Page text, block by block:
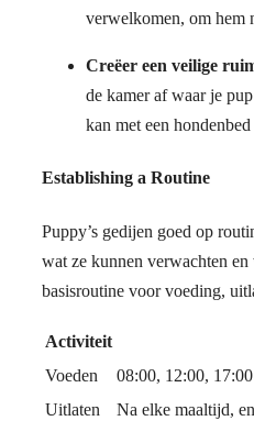
verwelkomen, om hem
Creëer een veilige
de kamer af waar je
kan met een
Establishing a Routine
Puppy’s gedijen goed op
wat ze kunnen verwachten en
basisroutine voor voeding,
Activiteit
Voeden
08:00, 12:00, 17:00
Uitlaten
Na elke maaltijd,